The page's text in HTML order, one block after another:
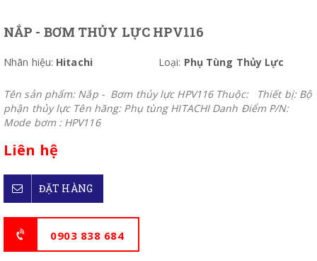
NẮP - BƠM THỦY LỰC HPV116
Nhãn hiệu: Hitachi Loại: Phụ Tùng Thủy Lực
Tên sản phẩm: Nắp - Bơm thủy lực HPV116 Thuộc: Thiết bị: Bộ
phận thủy lực Tên hãng: Phụ tùng HITACHI Danh Điểm P/N:
Mode bơm : HPV116
Liên hệ
ĐẶT HÀNG
0903 838 684